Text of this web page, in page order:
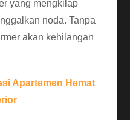
yang mengkilap
noda. Tanpa
akan kehilangan
Apartemen Hemat